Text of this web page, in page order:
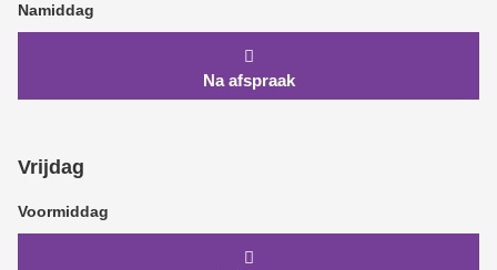
Namiddag
Na afspraak
Vrijdag
Voormiddag